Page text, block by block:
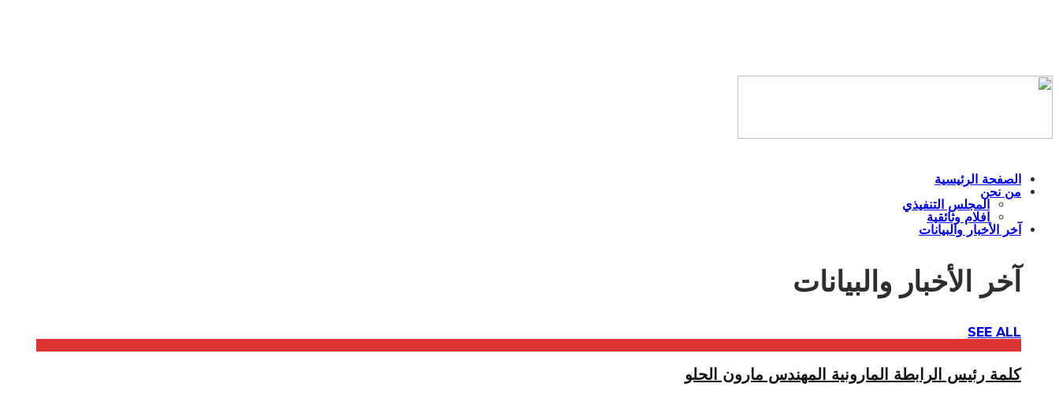
الصفحة الرئيسية
من نحن
المجلس التنفيذي
افلام وثائقية
آخر الأخبار والبيانات
آخر الأخبار والبيانات
SEE ALL
كلمة رئيس الرابطة المارونية المهندس مارون الحلو